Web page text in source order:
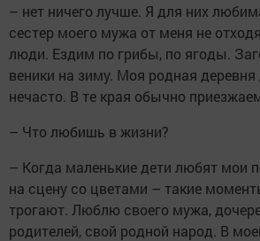
– нет ничего лучше. Я для них
сестер моего мужа от меня не
люди. Ездим по грибы, по ягоды.
веники на зиму. Моя родная деревня
нечасто. В те края обычно
– Что любишь в жизни?
– Когда маленькие дети любят мои
на сцену со цветами – такие
трогают. Люблю своего мужа,
родителей, свой родной народ. В